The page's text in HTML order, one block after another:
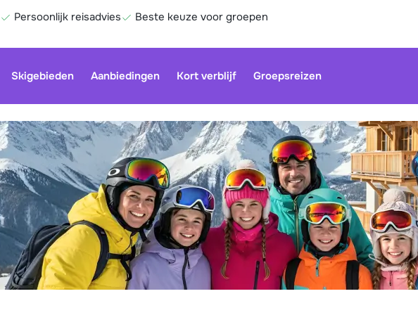
Persoonlijk reisadvies Beste keuze voor groepen
Skigebieden Aanbiedingen Kort verblijf Groepsreizen